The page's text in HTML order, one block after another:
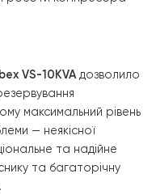
з тепловим насосом